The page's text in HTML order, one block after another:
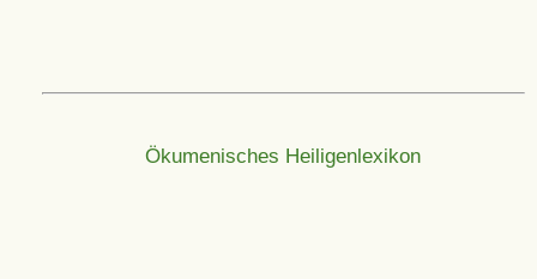
Ökumenisches Heiligenlexikon